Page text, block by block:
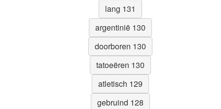
lang 131
argentinië 130
doorboren 130
tatoeëren 130
atletisch 129
gebruind 128